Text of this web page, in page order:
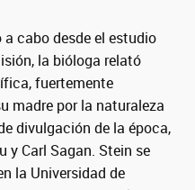
cabo desde el estudio
la bióloga relató
fuertemente
madre por la naturaleza
divulgación de la época,
y Carl Sagan. Stein se
la Universidad de